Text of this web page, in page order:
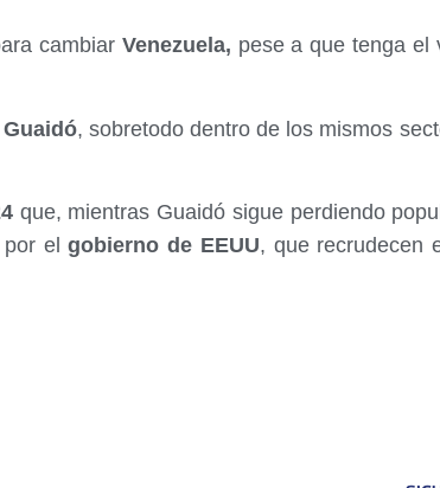
cambiar Venezuela, pese a que tenga el
Guaidó, sobretodo dentro de los mismos
que, mientras Guaidó sigue perdiendo
por elgobierno de EEUU, que recrudecen